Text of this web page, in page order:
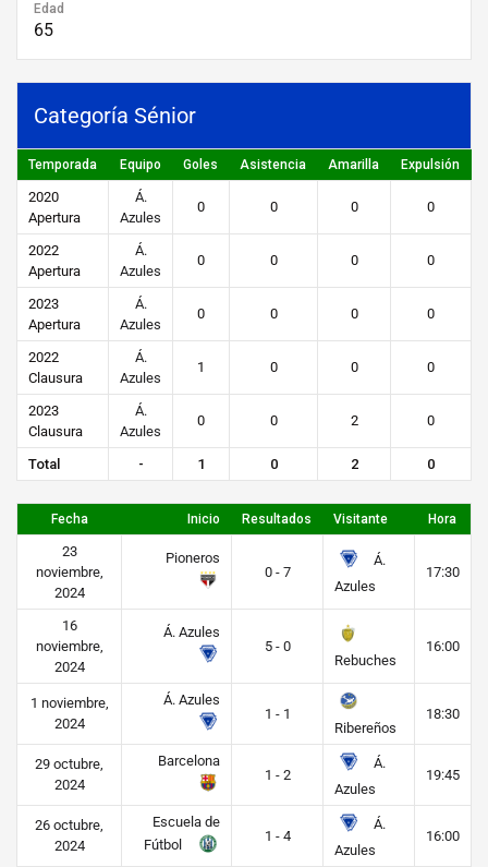
Edad
65
Categoría Sénior
Temporada Equipo Goles Asistencia Amarilla Expulsión
2020
Apertura
Á.
Azules
0 0 0 0
2022
Apertura
Á.
Azules
0 0 0 0
2023
Apertura
Á.
Azules
0 0 0 0
2022
Clausura
Á.
Azules
1 0 0 0
2023
Clausura
Á.
Azules
0 0 2 0
Total - 1 0 2 0
Fecha Inicio Resultados Visitante Hora
23
noviembre,
2024
Pioneros
0 - 7
Á.
Azules
17:30
16
noviembre,
2024
Á. Azules
5 - 0
Rebuches
16:00
1 noviembre,
2024
Á. Azules
1 - 1
Ribereños
18:30
29 octubre,
2024
Barcelona
1 - 2
Á.
Azules
19:45
26 octubre,
2024
Escuela de
Fútbol
1 - 4
Á.
Azules
16:00